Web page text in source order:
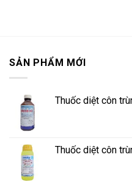
SẢN PHẨM MỚI
Thuốc diệt côn
Thuốc diệt côn